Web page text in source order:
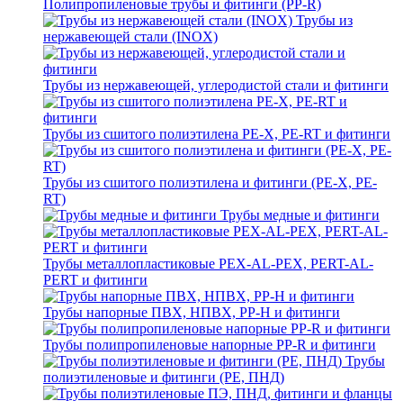
Полипропиленовые трубы и фитинги (PP-R)
Трубы из
нержавеющей стали (INOX)
Трубы из нержавеющей, углеродистой стали и фитинги
Трубы из сшитого полиэтилена PE-X, PE-RT и фитинги
Трубы из сшитого полиэтилена и фитинги (PE-X, PE-
RT)
Трубы медные и фитинги
Трубы металлопластиковые PEX-AL-PEX, PERT-AL-
PERT и фитинги
Трубы напорные ПВХ, НПВХ, PP-H и фитинги
Трубы полипропиленовые напорные PP-R и фитинги
Трубы
полиэтиленовые и фитинги (PE, ПНД)